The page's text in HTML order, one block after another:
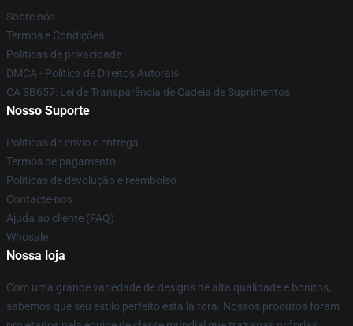
Sobre nós
Termos e Condições
Políticas de privacidade
DMCA - Política de Direitos Autorais
CA SB657: Lei de Transparência de Cadeia de Suprimentos
Nosso Suporte
Políticas de envio e entrega
Termos de pagamento
Políticas de devolução e reembolso
Contacte-nos
Ajuda ao cliente (FAQ)
Whosale
Nossa loja
Com uma grande variedade de designs de alta qualidade e bonitos,
sabemos que seu estilo perfeito está lá fora. Nossos produtos foram